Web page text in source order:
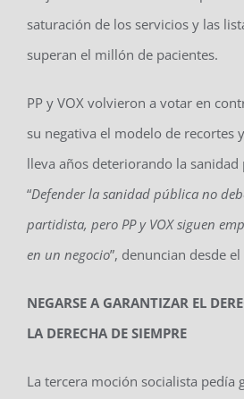
saturación de los servicios y las
superan el millón de pacientes.
PP y VOX volvieron a votar en
su negativa el modelo de recortes
lleva años deteriorando la
“Defender la sanidad pública no
partidista, pero PP y VOX siguen
en un negocio”, denuncian desde el
NEGARSE A GARANTIZAR EL
LA DERECHA DE SIEMPRE
La tercera moción socialista pedía